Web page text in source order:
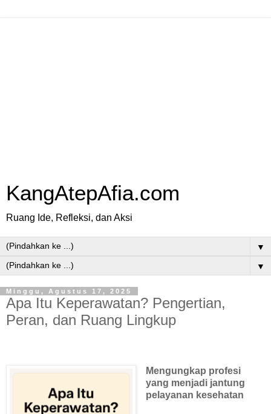
KangAtepAfia.com
Ruang Ide, Refleksi, dan Aksi
▼
▼
Minggu, Agustus 17, 2025
Apa Itu Keperawatan? Pengertian,
Peran, dan Ruang Lingkup
Mengungkap profesi
yang menjadi jantung
pelayanan kesehatan